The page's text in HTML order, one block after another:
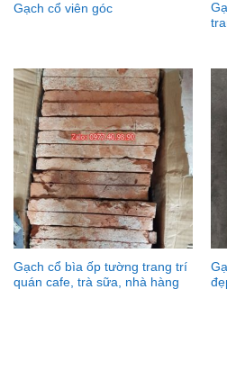
Gạch cổ viên góc
Gạch cổ bìa ốp tường trang trí
quán cafe, trà sữa, nhà hàng